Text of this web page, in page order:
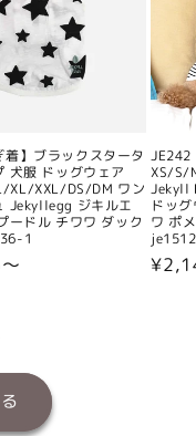
着】ブラックスタータ
犬服 ドッグウェア
XXL/DS/DM ワン
Jekyllegg ジキルエ
ードル チワワ ダック
1
JE242
XS/S/
Jekyll
ドッ
ワ ポ
通